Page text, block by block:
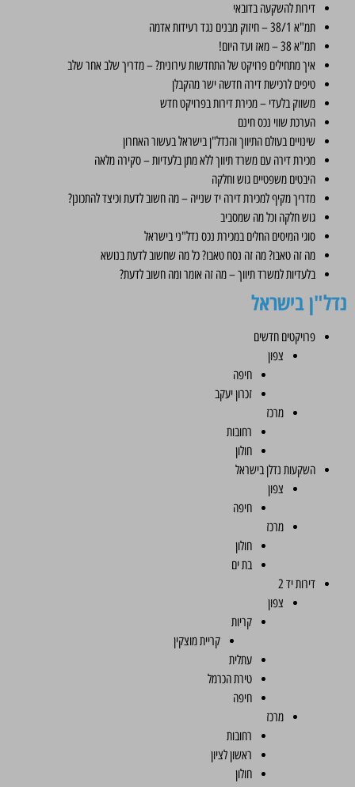
דירות להשקעה בדובאי
תמ"א 38/1 – חיזוק מבנים נגד רעידות אדמה
תמ"א 38 – מאז ועד היום!
איך מתחילים פרויקט של התחדשות עירונית? – מדריך שלב אחר שלב
טיפים לרכישת דירה חדשה ישר מהקבלן
משווק בלעדי – מכירת דירות בפרויקט חדש
הערכת שווי נכס חינם
שינויים בעולם התיווך והנדל"ן בישראל בעשור האחרון
מכירת דירה עם משרד תיווך ללא מתן בלעדיות – סקירה מלאה
היבטים משפטיים גוש וחלקה
מדריך מקיף למכירת דירה יד שנייה – מה חשוב לדעת וכיצד להתכונן?
גוש חלקה וכל מה שמסביב
סוגי המיסים החלים במכירת נכס נדל"ני בישראל
מה זה טאבו? מה זה נסח טאבו? כל מה שחשוב לדעת בנושא
בלעדיות למשרד תיווך – מה זה אומר ומה חשוב לדעת?
נדל"ן בישראל
פרויקטים חדשים
צפון
חיפה
זכרון יעקב
מרכז
רחובות
חולון
השקעות נדלן בישראל
צפון
חיפה
מרכז
חולון
בת ים
דירות יד 2
צפון
קריות
קריית מוצקין
עתלית
טירת הכרמל
חיפה
מרכז
רחובות
ראשון לציון
חולון